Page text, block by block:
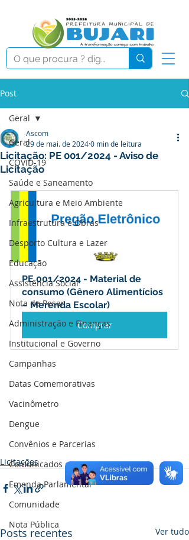
Post
Geral
COVID-19
Saúde e Saneamento
Agricultura e Meio Ambiente
Infraestrutura e Obras
Desporto Cultura e Lazer
Educação
Assistência Social
Nota de Pesar
Administração e Finanças
Institucional e Governo
Campanhas
Datas Comemorativas
Vacinômetro
Dengue
Convênios e Parcerias
Comunicados e Avisos
Emenda Parlamentar
Comunidade
Nota Pública
Geral
Licitação: PE 001/2024 - Aviso de
Licitação
Ascom
29 de mai. de 20240 min de leitura
PE 001/2024 - Material de
consumo (Gênero Alimentícios
– Merenda Escolar)
Comprar
Licitações
Posts recentes Ver tudo